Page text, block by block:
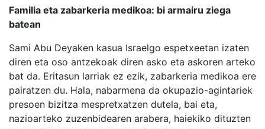
Familia eta zabarkeria medikoa: bi armairu ziega
batean
Sami Abu Deyaken kasua Israelgo espetxeetan izaten
diren eta oso antzekoak diren asko eta askoren arteko
bat da. Eritasun larriak ez ezik, zabarkeria medikoa ere
pairatzen du. Hala, nabarmena da okupazio-agintariek
presoen bizitza mespretxatzen dutela, bai eta,
nazioarteko zuzenbidearen arabera, haiekiko dituzten